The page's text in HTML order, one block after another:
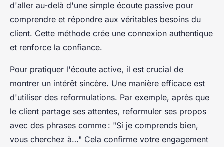
d'aller au-delà d'une simple écoute passive pour
comprendre et répondre aux véritables besoins du
client. Cette méthode crée une connexion authentique
et renforce la confiance.
Pour pratiquer l'écoute active, il est crucial de
montrer un intérêt sincère. Une manière efficace est
d'utiliser des reformulations. Par exemple, après que
le client partage ses attentes, reformuler ses propos
avec des phrases comme : "Si je comprends bien,
vous cherchez à…" Cela confirme votre engagement